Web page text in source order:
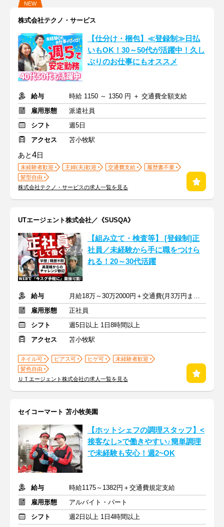
NEW
株式会社テクノ・サービス
【仕分け・梱包】≪登録制≫日払
いもOK！30～50代が活躍中！久し
ぶりのお仕事にもオススメ
給与
時給 1150 ～ 1350 円 ＋ 交通費全額支給
雇用形態
派遣社員
シフト
週5日
アクセス
苫小牧駅
あと4日
未経験者歓迎 主婦(夫)歓迎 交通費支給
履歴書不要
髪型自由
株式会社テクノ・サービスの求人一覧を見る
UTエージェント株式会社／《SUSQA》
【組み立て・検査等】 [登録制]正
社員／未経験から手に職をつけら
れる！20～30代活躍
給与
月給18万～30万2000円＋交通費(月3万円まで※規定あり)
雇用形態
正社員
シフト
週5日以上 1日8時間以上
アクセス
苫小牧駅
ネイル可 ピアス可 ヒゲ可
未経験者歓迎
髪色自由
ＵＴエージェント株式会社の求人一覧を見る
セイコーマート 苫小牧美園
【ホットシェフの調理スタッフ】<
接客なし>で働きやすい♪簡単調理
で未経験も安心！週2~OK
給与
時給1175～1382円＋交通費規定支給
雇用形態
アルバイト・パート
シフト
週2日以上 1日4時間以上